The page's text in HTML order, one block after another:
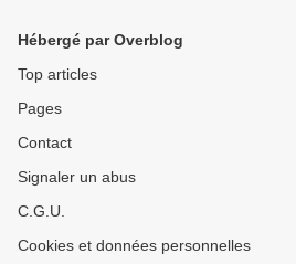
Hébergé par Overblog
Top articles
Pages
Contact
Signaler un abus
C.G.U.
Cookies et données personnelles